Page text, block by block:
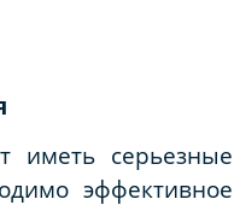
иметь серьезные
эффективное